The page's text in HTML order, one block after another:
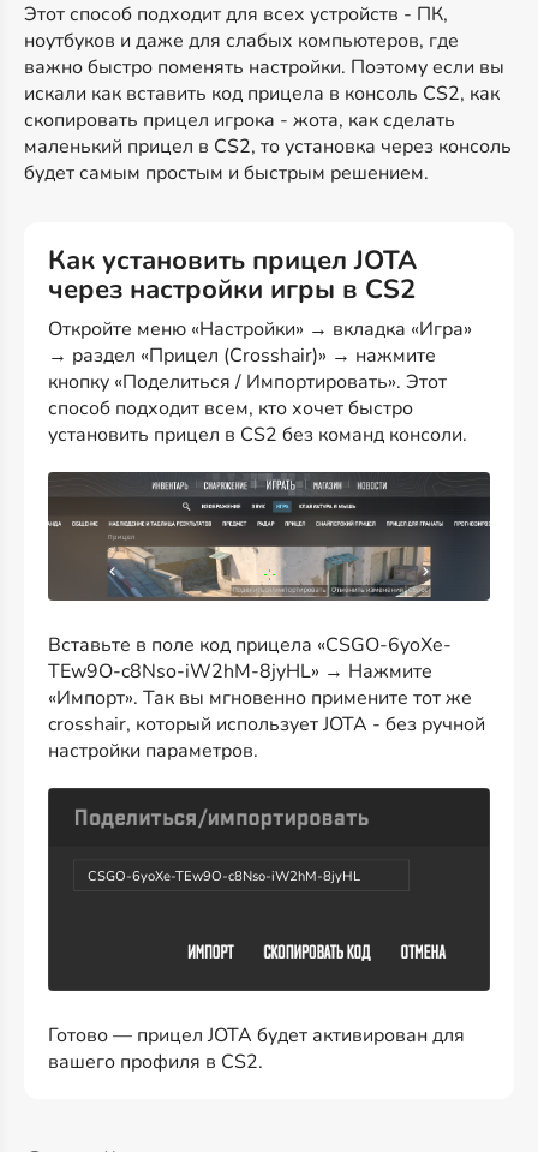
Этот способ подходит для всех устройств - ПК,
ноутбуков и даже для слабых компьютеров, где
важно быстро поменять настройки. Поэтому если вы
искали как вставить код прицела в консоль CS2, как
скопировать прицел игрока - жота, как сделать
маленький прицел в CS2, то установка через консоль
будет самым простым и быстрым решением.
Как установить прицел JOTA
через настройки игры в CS2
Откройте меню «Настройки» → вкладка «Игра»
→ раздел «Прицел (Crosshair)» → нажмите
кнопку «Поделиться / Импортировать». Этот
способ подходит всем, кто хочет быстро
установить прицел в CS2 без команд консоли.
Вставьте в поле код прицела «CSGO-6yoXe-
TEw9O-c8Nso-iW2hM-8jyHL» → Нажмите
«Импорт». Так вы мгновенно примените тот же
crosshair, который использует JOTA - без ручной
настройки параметров.
CSGO-6yoXe-TEw9O-c8Nso-iW2hM-8jyHL
Готово — прицел JOTA будет активирован для
вашего профиля в CS2.